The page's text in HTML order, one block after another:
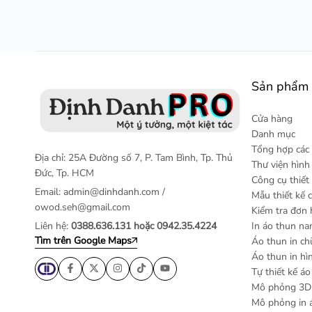
Địa chỉ: 25A Đường số 7, P. Tam Bình, Tp. Thủ
Đức, Tp. HCM
Email: admin@dinhdanh.com /
owod.seh@gmail.com
Liên hệ: 0388.636.131 hoặc 0942.35.4224
Tìm trên Google Maps
Sản
Cửa hàng
Danh mục
Tổng hợp
Thư viện hình
Công cụ
Mẫu thiết kế
Kiểm tra đơn
In áo thun
Áo thun in
Áo thun in
Tự thiết kế
Mô phỏng
Mô phỏng in